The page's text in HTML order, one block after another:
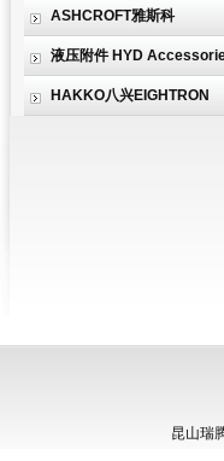
ASHCROFT雅斯科
液压附件 HYD
HAKKO八兴EIGHTRON
昆山瑞